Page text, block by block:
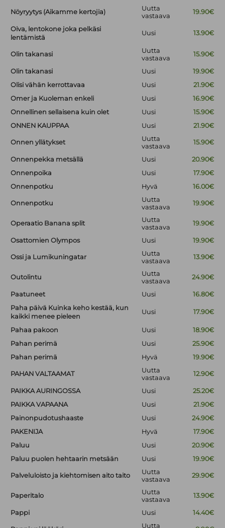
Nöyryytys (Aikamme kertojia)
Uutta
vastaava
19.90€
Oiva, lentokone joka pelkäsi
lentämistä
Uusi 13.90€
Olin takanasi
Uutta
vastaava
15.90€
Olin takanasi Uusi
19.90€
Olisi vähän kerrottavaa
Uusi
21.90€
Omer ja Kuoleman enkeli
Uusi
16.90€
Onnellinen sellaisena kuin olet
Uusi
15.90€
ONNEN KAUPPAA
Uusi 21.90€
Onnen yllätykset
Uutta
vastaava
15.90€
Onnenpekka metsällä Uusi
20.90€
Onnenpoika
Uusi
17.90€
Onnenpotku
Hyvä 16.00€
Onnenpotku
Uutta
vastaava
19.90€
Operaatio Banana split
Uutta
vastaava
19.90€
Osattomien Olympos Uusi 19.90€
Ossi ja Lumikuningatar
Uutta
vastaava
13.90€
Outolintu
Uutta
vastaava
24.90€
Paatuneet Uusi
16.80€
Paha päivä Kuinka keho kestää, kun
kaikki menee pieleen
Uusi 17.90€
Pahaa pakoon Uusi
18.90€
Pahan perimä
Uusi
25.90€
Pahan perimä
Hyvä 19.90€
PAHAN VALTAAMAT
Uutta
vastaava
12.90€
PAIKKA AURINGOSSA Uusi
25.20€
PAIKKA VAPAANA
Uusi
21.90€
Painonpudotushaaste
Uusi
24.90€
PAKENIJA
Hyvä
17.90€
Paluu
Uusi
20.90€
Paluu puolen hehtaarin metsään
Uusi 19.90€
Palveluloisto ja kiehtomisen aito taito
Uutta
vastaava
29.90€
Paperitalo
Uutta
vastaava
13.90€
Pappi Uusi 14.40€
Uutta